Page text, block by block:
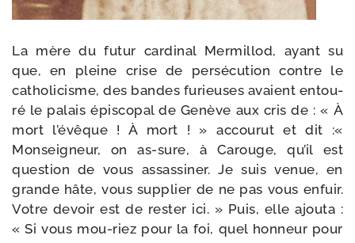
La mère du futur car­di­nal Mermillod, ayant su
que, en pleine crise de per­sé­cu­tion contre le
catho­li­cisme, des bandes furieuses avaient entou­
ré le palais épis­co­pal de Genève aux cris de : « À
mort l’évêque ! À mort ! » accou­rut et dit :«
Monseigneur, on as-​sure, à Carouge, qu’il est
ques­tion de vous assas­si­ner. Je suis venue, en
grande hâte, vous sup­plier de ne pas vous enfuir.
Votre devoir est de res­ter ici. » Puis, elle ajou­ta :
« Si vous mou-​riez pour la foi, quel hon­neur pour